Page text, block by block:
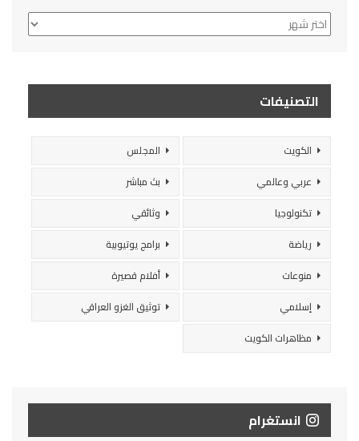
الأرشيف
التصنيفات
الكويت
المجلس
عربي وعالمي
بث مباشر
تكنولوجيا
وثائقي
رياضة
برامج يوتيوبية
منوعات
أفلام قصيرة
إسلامي
توثيق الغزو العراقي
مظاهرات الكويت
انستغرام